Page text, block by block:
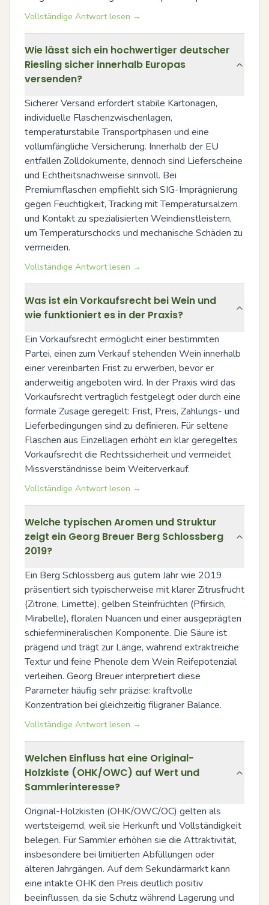
Vollständige Antwort lesen →
Wie lässt sich ein hochwertiger deutscher
Riesling sicher innerhalb Europas
versenden?
Sicherer Versand erfordert stabile Kartonagen,
individuelle Flaschenzwischenlagen,
temperaturstabile Transportphasen und eine
vollumfängliche Versicherung. Innerhalb der EU
entfallen Zolldokumente, dennoch sind Lieferscheine
und Echtheitsnachweise sinnvoll. Bei
Premiumflaschen empfiehlt sich SIG-Imprägnierung
gegen Feuchtigkeit, Tracking mit Temperatursalzern
und Kontakt zu spezialisierten Weindienstleistern,
um Temperaturschocks und mechanische Schäden zu
vermeiden.
Vollständige Antwort lesen →
Was ist ein Vorkaufsrecht bei Wein und
wie funktioniert es in der Praxis?
Ein Vorkaufsrecht ermöglicht einer bestimmten
Partei, einen zum Verkauf stehenden Wein innerhalb
einer vereinbarten Frist zu erwerben, bevor er
anderweitig angeboten wird. In der Praxis wird das
Vorkaufsrecht vertraglich festgelegt oder durch eine
formale Zusage geregelt: Frist, Preis, Zahlungs- und
Lieferbedingungen sind zu definieren. Für seltene
Flaschen aus Einzellagen erhöht ein klar geregeltes
Vorkaufsrecht die Rechtssicherheit und vermeidet
Missverständnisse beim Weiterverkauf.
Vollständige Antwort lesen →
Welche typischen Aromen und Struktur
zeigt ein Georg Breuer Berg Schlossberg
2019?
Ein Berg Schlossberg aus gutem Jahr wie 2019
präsentiert sich typischerweise mit klarer Zitrusfrucht
(Zitrone, Limette), gelben Steinfrüchten (Pfirsich,
Mirabelle), floralen Nuancen und einer ausgeprägten
schiefermineralischen Komponente. Die Säure ist
prägend und trägt zur Länge, während extraktreiche
Textur und feine Phenole dem Wein Reifepotenzial
verleihen. Georg Breuer interpretiert diese
Parameter häufig sehr präzise: kraftvolle
Konzentration bei gleichzeitig filigraner Balance.
Vollständige Antwort lesen →
Welchen Einfluss hat eine Original-
Holzkiste (OHK/OWC) auf Wert und
Sammlerinteresse?
Original-Holzkisten (OHK/OWC/OC) gelten als
wertsteigernd, weil sie Herkunft und Vollständigkeit
belegen. Für Sammler erhöhen sie die Attraktivität,
insbesondere bei limitierten Abfüllungen oder
älteren Jahrgängen. Auf dem Sekundärmarkt kann
eine intakte OHK den Preis deutlich positiv
beeinflussen, da sie Schutz während Lagerung und